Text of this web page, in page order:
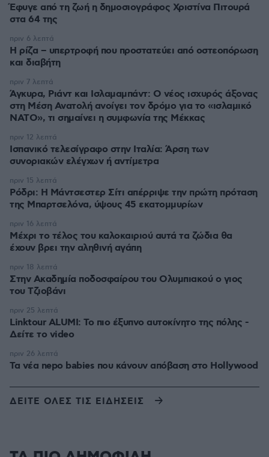
Έφυγε από τη ζωή η δημοσιογράφος Χριστίνα Πιτουρά
στα 64 της
Η ρίζα – υπερτροφή που προστατεύει από οστεοπόρωση
και διαβήτη
πριν 6 λεπτά
Άγκυρα, Ριάντ και Ισλαμαμπάντ: Ο νέος ισχυρός άξονας
στη Μέση Ανατολή ανοίγει τον δρόμο για το «ισλαμικό
ΝΑΤΟ», τι σημαίνει η συμφωνία της Μέκκας
πριν 7 λεπτά
Ισπανικό τελεσίγραφο στην Ιταλία: Άρση των
συνοριακών ελέγχων ή αντίμετρα
πριν 12 λεπτά
Ρόδρι: Η Μάντσεστερ Σίτι απέρριψε την πρώτη πρόταση
της Μπαρτσελόνα, ύψους 45 εκατομμυρίων
πριν 15 λεπτά
Μέχρι το τέλος του καλοκαιριού αυτά τα ζώδια θα
έχουν βρει την αληθινή αγάπη
πριν 16 λεπτά
Στην Ακαδημία ποδοσφαίρου του Ολυμπιακού ο γιος
του Τζιοβάνι
πριν 18 λεπτά
Linktour ALUMI: Το πιο έξυπνο αυτοκίνητο της πόλης -
Δείτε το video
πριν 25 λεπτά
Τα νέα nepo babies που κάνουν απόβαση στο Hollywood
πριν 26 λεπτά
ΔΕΙΤΕ ΟΛΕΣ ΤΙΣ ΕΙΔΗΣΕΙΣ